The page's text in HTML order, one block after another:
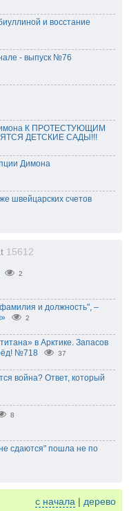
и восстание
- выпуск №76
К ПРОТЕСТУЮЩИМ
ДЕТСКИЕ САДЫ!!!
Димона
швейцарских счетов
15612
2
и должность", –
2
в Арктике. Запасов
№718
37
война? Ответ, который
8
сдаются" пошла не по
с начала | дерево